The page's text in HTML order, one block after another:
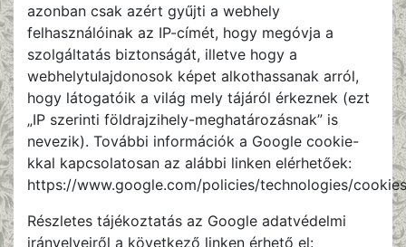
azonban csak azért gyűjti a webhely
felhasználóinak az IP-címét, hogy megóvja a
szolgáltatás biztonságát, illetve hogy a
webhelytulajdonosok képet alkothassanak arról,
hogy látogatóik a világ mely tájáról érkeznek (ezt
„IP szerinti földrajzihely-meghatározásnak” is
nevezik). További információk a Google cookie-
kkal kapcsolatosan az alábbi linken elérhetőek:
https://www.google.com/policies/technologies/cookies
Részletes tájékoztatás az Google adatvédelmi
irányelveiről a következő linken érhető el: